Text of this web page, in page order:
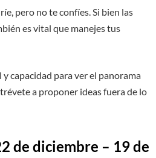
pero no te confíes. Si bien las
es vital que manejes tus
y capacidad para ver el panorama
a proponer ideas fuera de lo
de diciembre – 19 de